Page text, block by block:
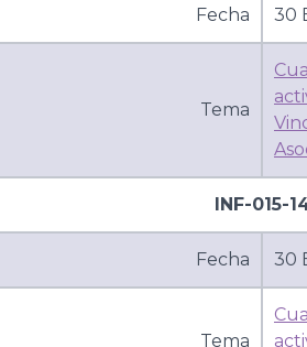
Fecha 30
Tema
INF-015-
Fecha 30
Tema